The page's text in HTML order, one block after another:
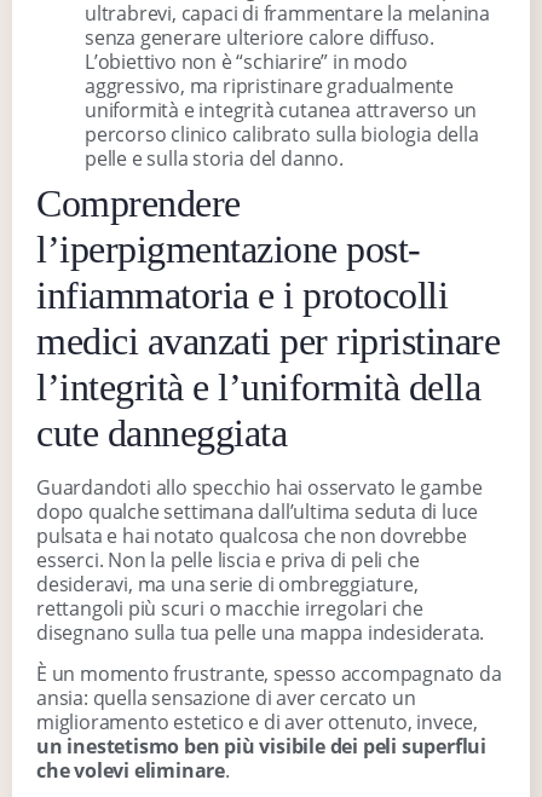
ultrabrevi, capaci di frammentare la melanina
senza generare ulteriore calore diffuso.
L’obiettivo non è “schiarire” in modo
aggressivo, ma ripristinare gradualmente
uniformità e integrità cutanea attraverso un
percorso clinico calibrato sulla biologia della
pelle e sulla storia del danno.
Comprendere
l’iperpigmentazione post-
infiammatoria e i protocolli
medici avanzati per ripristinare
l’integrità e l’uniformità della
cute danneggiata
Guardandoti allo specchio hai osservato le gambe
dopo qualche settimana dall’ultima seduta di luce
pulsata e hai notato qualcosa che non dovrebbe
esserci. Non la pelle liscia e priva di peli che
desideravi, ma una serie di ombreggiature,
rettangoli più scuri o macchie irregolari che
disegnano sulla tua pelle una mappa indesiderata.
È un momento frustrante, spesso accompagnato da
ansia: quella sensazione di aver cercato un
miglioramento estetico e di aver ottenuto, invece,
un inestetismo ben più visibile dei peli superflui
che volevi eliminare.